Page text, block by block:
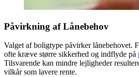
Påvirkning af Lånebehov
Valget af boligtype påvirker lånebehovet.
ofte kræve større sikkerhed og indflyde på
Tilsvarende kan mindre lejligheder
vilkår som lavere rente.